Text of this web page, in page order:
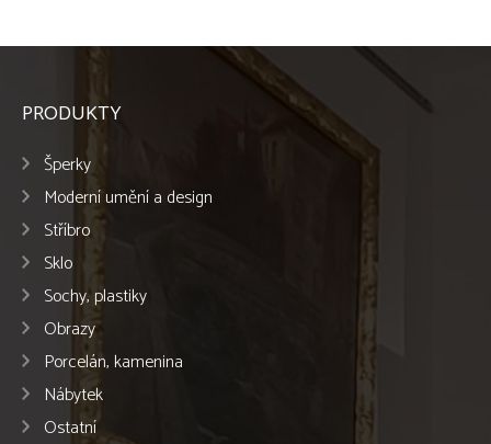
PRODUKTY
Šperky
Moderní umění a design
Stříbro
Sklo
Sochy, plastiky
Obrazy
Porcelán, kamenina
Nábytek
Ostatní